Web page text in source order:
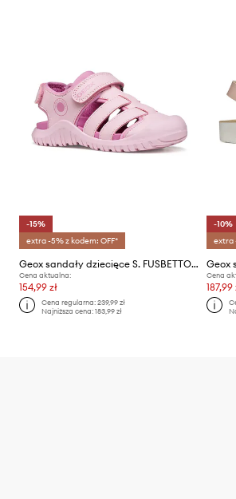
-15%
extra -5% z kodem: OFF*
Geox sandały dziecięce S. FUSBETTO PRO
Cena aktualna:
154,99 zł
Cena regularna:239,99 zł
Najniższa cena:183,99 zł
-10%
extra
Cena
187,99